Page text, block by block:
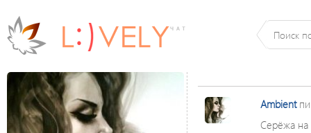
Ambient
Серёжа на